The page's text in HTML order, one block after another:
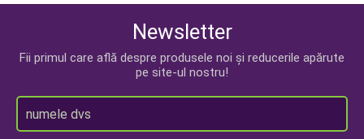
Newsletter
Fii primul care află despre produsele noi și reducerile apărute
pe site-ul nostru!